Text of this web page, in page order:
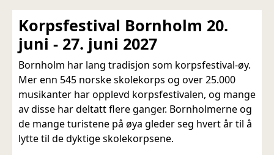
Korpsfestival Bornholm 20.
juni - 27. juni 2027
Bornholm har lang tradisjon som korpsfestival-øy.
Mer enn 545 norske skolekorps og over 25.000
musikanter har opplevd korpsfestivalen, og mange
av disse har deltatt flere ganger. Bornholmerne og
de mange turistene på øya gleder seg hvert år til å
lytte til de dyktige skolekorpsene.